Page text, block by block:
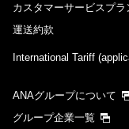
カスタマーサービスプラ
運送約款
International Tariff
ANAグループについて
グループ企業一覧